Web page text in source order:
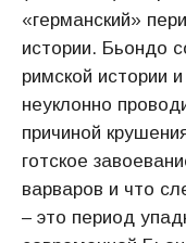
«германский»
истории. Бьондо
римской истории
неуклонно
причиной
готское
варваров и что
– это период